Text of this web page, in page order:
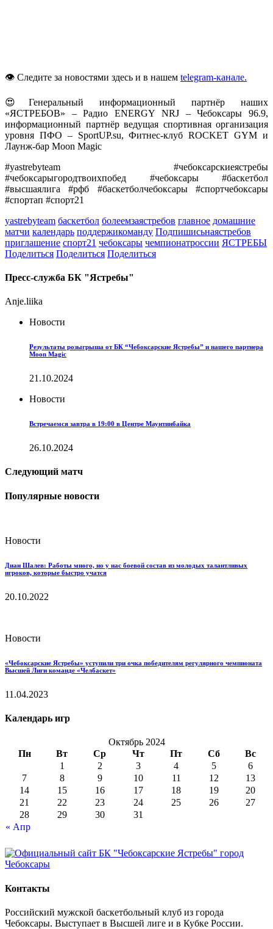
👁 Следите за новостями здесь и в нашем telegram-канале.
😍Генеральный информационный партнёр наших
«ЯСТРЕБОВ» – Радио ENERGY NRJ – Чебоксары 96.9,
информационный партнёр ведущая спортивная организация
уровня ПФО – SportUP.su, Фитнес-клуб ROCKET GYM и
Лаунж-бар Moon Magic
#yastrebyteam #чебоксарскиеястребы
#чебоксарыгородтвоихпобед #чебоксары #баскетбол
#высшаялига #рфб #баскетболчебоксары #спортчебоксары
#спортап #спорт21
yastrebyteam баскетбол болеемзаястребов главное домашние
матчи календарь поддержикоманду Подпишисьнаястребов
приглашение спорт21 чебоксары чемпионатроссии ЯСТРЕБЫ
Поделиться Поделиться Поделиться
Пресс-служба БК "Ястребы"
Anje.liika
Новости
Результаты розыгрыша от БК “Чебоксарские Ястребы” и нашего партнера
Moon Magic
21.10.2024
Новости
Встречаемся завтра в 19:00 в Центре Маунтинбайка
26.10.2024
Следующий матч
Популярные новости
Новости
Диан Шалев: Работы много, но у нас боевой состав из молодых талантливых
игроков, которые быстро учатся
20.10.2022
Новости
«Чебоксарские Ястребы» уступили три очка победителям регулярного чемпионата
Высшей Лиги команде «Челбаскет»
11.04.2023
Календарь игр
Октябрь 2024
Пн
Вт Ср Чт Пт Сб Вс
« Апр
1 2 3 4 5
6
7
8 9 10 11 12
13
14
15 16 17 18 19
20
21
22 23 24 25 26
27
28
29 30 31
Контакты
Российский мужской баскетбольный клуб из города
Чебоксары. Выступает в Высшей лиге и в Кубке России.